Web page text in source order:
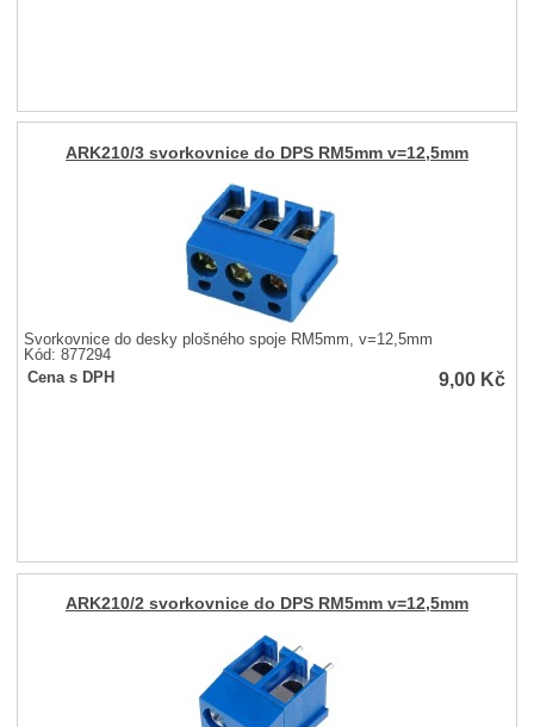
ARK210/3 svorkovnice do DPS RM5mm v=12,5mm
Svorkovnice do desky plošného spoje RM5mm, v=12,5mm
Kód: 877294
Cena s DPH
9,00 Kč
ARK210/2 svorkovnice do DPS RM5mm v=12,5mm